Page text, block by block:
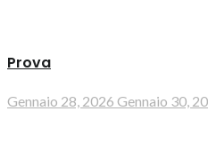
Prova
Gennaio 28, 2026 Gennaio 30,